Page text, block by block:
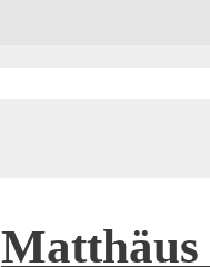
Matthäus